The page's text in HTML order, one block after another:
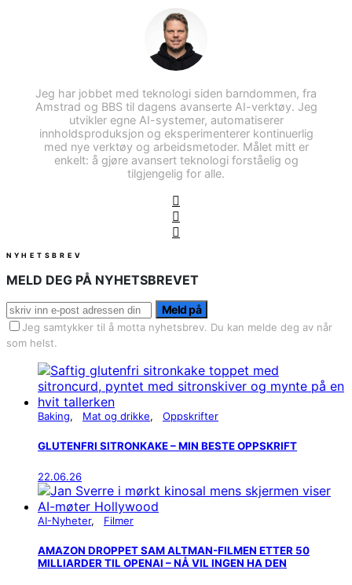
Jeg har jobbet med teknologi siden barndommen, fra
Amstrad og BBS til dagens avanserte AI-verktøy. Jeg
utvikler egne AI-systemer, automatiserer
innholdsproduksjon og eksperimenterer kontinuerlig
med nye verktøy og arbeidsmetoder. Målet mitt er
enkelt: å gjøre avansert teknologi forståelig og
tilgjengelig for alle.
NYHETSBREV
MELD DEG PÅ NYHETSBREVET
Meld på
Jeg samtykker til å motta nyhetsbrev. Du kan melde deg av når
som helst.
Baking Mat og drikke Oppskrifter
GLUTENFRI SITRONKAKE – MIN BESTE OPPSKRIFT
22.06.26
AI-Nyheter Filmer
AMAZON DROPPET SAM ALTMAN-FILMEN ETTER 50
MILLIARDER TIL OPENAI – NÅ VIL INGEN HA DEN